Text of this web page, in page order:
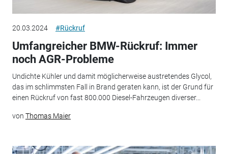
20.03.2024 #Rückruf
Umfangreicher BMW-Rückruf: Immer
noch AGR-Probleme
Undichte Kühler und damit möglicherweise austretendes Glycol,
das im schlimmsten Fall in Brand geraten kann, ist der Grund für
einen Rückruf von fast 800.000 Diesel-Fahrzeugen diverser...
von Thomas Maier